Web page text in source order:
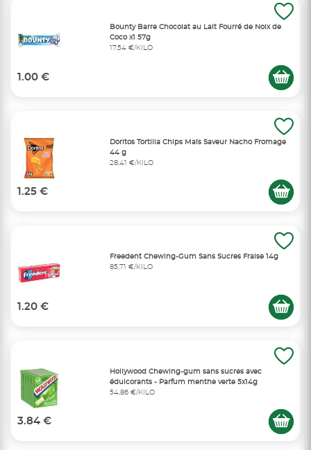
Bounty Barre Chocolat au Lait Fourré de Noix de
Coco x1 57g
17,54 €/KILO
1.00 €
Doritos Tortilla Chips Maïs Saveur Nacho Fromage
44 g
28,41 €/KILO
1.25 €
Freedent Chewing-Gum Sans Sucres Fraise 14g
85,71 €/KILO
1.20 €
Hollywood Chewing-gum sans sucres avec
édulcorants - Parfum menthe verte 5x14g
54,86 €/KILO
3.84 €